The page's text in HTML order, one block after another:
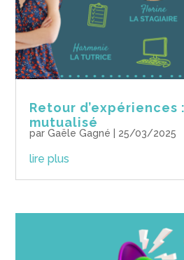
Retour d’expériences
mutualisé
parGaële Gagné 25/03/2025
lire plus